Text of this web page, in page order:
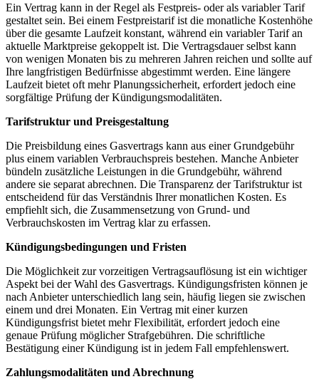
Ein Vertrag kann in der Regel als Festpreis- oder als variabler Tarif
gestaltet sein. Bei einem Festpreistarif ist die monatliche Kostenhöhe
über die gesamte Laufzeit konstant, während ein variabler Tarif an
aktuelle Marktpreise gekoppelt ist. Die Vertragsdauer selbst kann
von wenigen Monaten bis zu mehreren Jahren reichen und sollte auf
Ihre langfristigen Bedürfnisse abgestimmt werden. Eine längere
Laufzeit bietet oft mehr Planungssicherheit, erfordert jedoch eine
sorgfältige Prüfung der Kündigungsmodalitäten.
Tarifstruktur und Preisgestaltung
Die Preisbildung eines Gasvertrags kann aus einer Grundgebühr
plus einem variablen Verbrauchspreis bestehen. Manche Anbieter
bündeln zusätzliche Leistungen in die Grundgebühr, während
andere sie separat abrechnen. Die Transparenz der Tarifstruktur ist
entscheidend für das Verständnis Ihrer monatlichen Kosten. Es
empfiehlt sich, die Zusammensetzung von Grund- und
Verbrauchskosten im Vertrag klar zu erfassen.
Kündigungsbedingungen und Fristen
Die Möglichkeit zur vorzeitigen Vertragsauflösung ist ein wichtiger
Aspekt bei der Wahl des Gasvertrags. Kündigungsfristen können je
nach Anbieter unterschiedlich lang sein, häufig liegen sie zwischen
einem und drei Monaten. Ein Vertrag mit einer kurzen
Kündigungsfrist bietet mehr Flexibilität, erfordert jedoch eine
genaue Prüfung möglicher Strafgebühren. Die schriftliche
Bestätigung einer Kündigung ist in jedem Fall empfehlenswert.
Zahlungsmodalitäten und Abrechnung